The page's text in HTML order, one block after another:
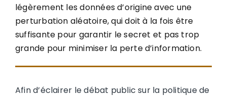
légèrement les données d’origine avec une
perturbation aléatoire, qui doit à la fois être
suffisante pour garantir le secret et pas trop
grande pour minimiser la perte d’information.
Afin d’éclairer le débat public sur la politique de